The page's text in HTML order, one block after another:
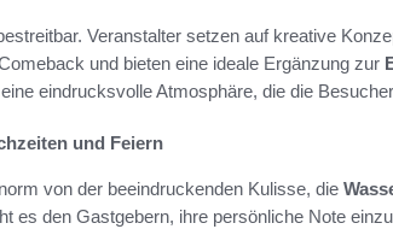
Veranstalter setzen auf kreative
und bieten eine ideale Ergänzung zur
eindrucksvolle Atmosphäre, die die
und Feiern
von der beeindruckenden Kulisse, die
es den Gastgebern, ihre persönliche Note